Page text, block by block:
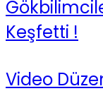
Keşfetti !
Video